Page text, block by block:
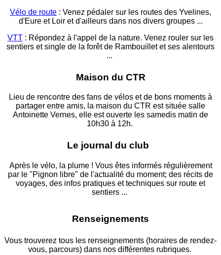
Vélo de route : Venez pédaler sur les routes des Yvelines,
d'Eure et Loir et d'ailleurs dans nos divers groupes ...
VTT : Répondez à l'appel de la nature. Venez rouler sur les
sentiers et single de la forêt de Rambouillet et ses alentours
...
Maison du CTR
Lieu de rencontre des fans de vélos et de bons moments à
partager entre amis, la maison du CTR est située salle
Antoinette Vernes, elle est ouverte les samedis matin de
10h30 à 12h.
Le journal du club
Après le vélo, la plume ! Vous êtes informés régulièrement
par le "Pignon libre" de l'actualité du moment; des récits de
voyages, des infos pratiques et techniques sur route et
sentiers ...
Renseignements
Vous trouverez tous les renseignements (horaires de rendez-
vous, parcours) dans nos différentes rubriques.